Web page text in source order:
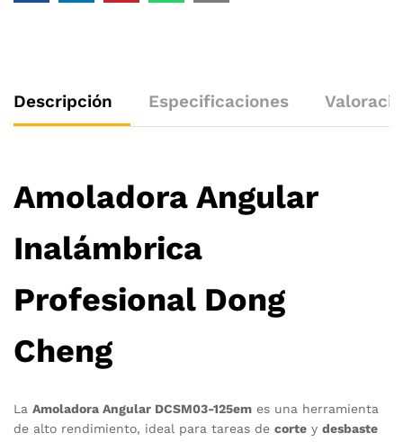
Descripción Especificaciones
Amoladora Angular
Inalámbrica
Profesional Dong
Cheng
La Amoladora Angular DCSM03-125em es una herramienta
de alto rendimiento, ideal para tareas de corte y desbaste